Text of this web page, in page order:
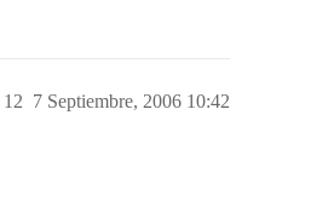
7 Septiembre, 2006 10:42
12